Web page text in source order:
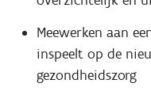
Meewerken aan
inspeelt op de
gezondheidszorg